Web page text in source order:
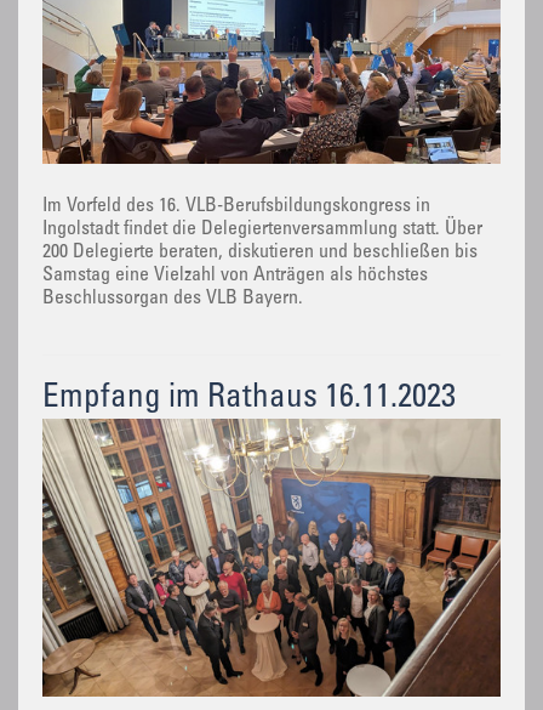
Im Vorfeld des 16. VLB-Berufsbildungskongress in
Ingolstadt findet die Delegiertenversammlung statt. Über
200 Delegierte beraten, diskutieren und beschließen bis
Samstag eine Vielzahl von Anträgen als höchstes
Beschlussorgan des VLB Bayern.
Empfang im Rathaus 16.11.2023